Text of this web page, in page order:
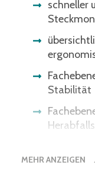
schneller
Stabilität
MEHR ANZEIGEN